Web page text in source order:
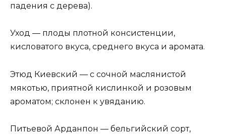
падения с дерева).
Уход — плоды плотной консистенции,
кисловатого вкуса, среднего вкуса и аромата.
Этюд Киевский — с сочной маслянистой
мякотью, приятной кислинкой и розовым
ароматом; склонен к увяданию.
Питьевой Арданпон — бельгийский сорт,